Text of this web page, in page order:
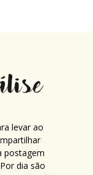
levar ao
postagem
dia são